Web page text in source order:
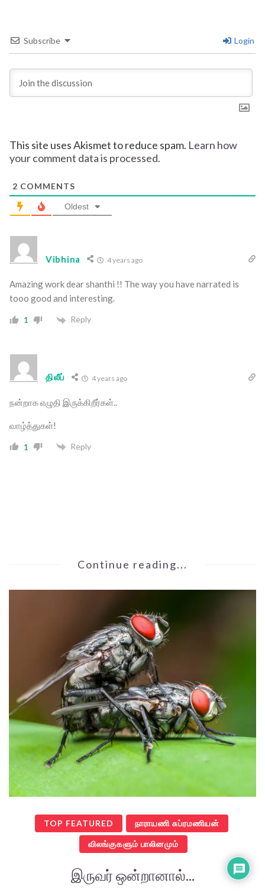
Subscribe Login
This site uses Akismet to reduce spam. Learn how
your comment data is processed.
2 COMMENTS
Oldest
Vibhina 4 years ago
Amazing work dear shanthi !! The way you have narrated is
tooo good and interesting.
1 Reply
திலீப் 4 years ago
நன்றாக எழுதி இருக்கிறீர்கள்..
வாழ்த்துகள்!
1 Reply
Continue reading...
TOP FEATURED நாராயணி சுப்ரமணியன்
விலங்குகளும் பாலினமும்
இருவர் ஒன்றானால்...